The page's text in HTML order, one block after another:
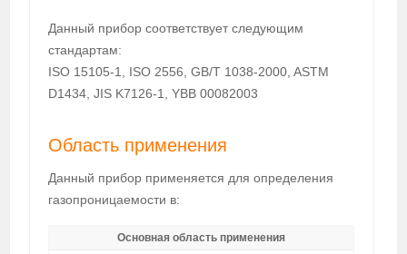
Данный прибор соответствует следующим
стандартам:
ISO 15105-1, ISO 2556, GB/T 1038-2000, ASTM
D1434, JIS K7126-1, YBB 00082003
Область применения
Данный прибор применяется для определения
газопроницаемости в:
Основная область применения